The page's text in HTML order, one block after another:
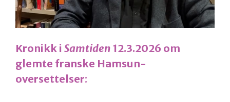
Kronikk i Samtiden 12.3.2026 om
glemte franske Hamsun-
oversettelser: